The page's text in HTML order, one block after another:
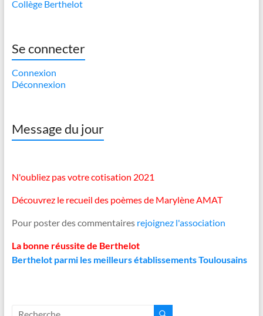
Collège Berthelot
Se connecter
Connexion
Déconnexion
Message du jour
N'oubliez pas votre cotisation 2021
Découvrez le recueil des poèmes de Marylène AMAT
Pour poster des commentaires rejoignez l'association
La bonne réussite de Berthelot
Berthelot parmi les meilleurs établissements Toulousains